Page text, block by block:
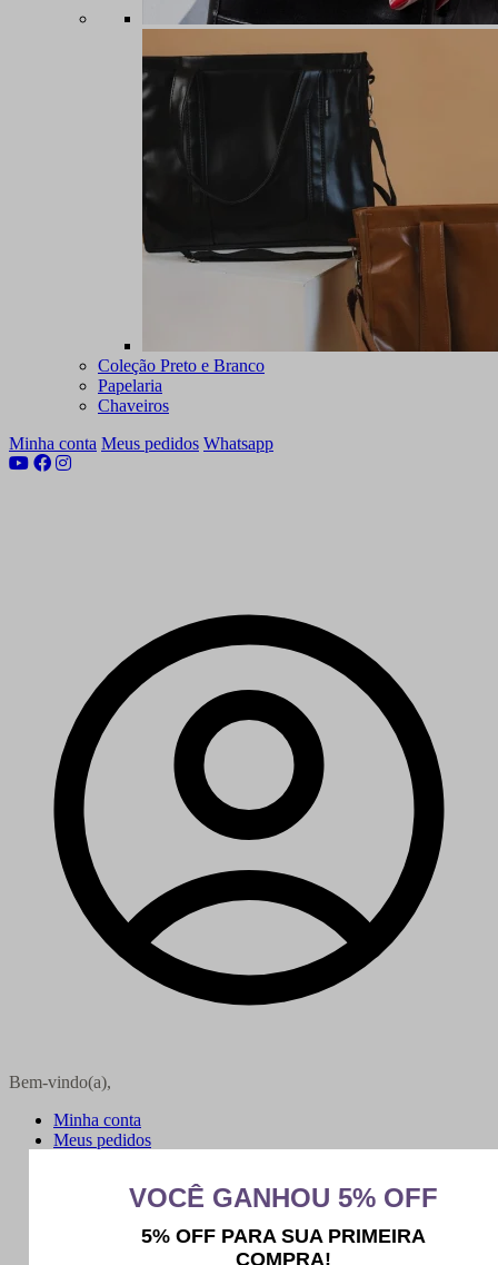
Coleção Preto e Branco
Papelaria
Chaveiros
Minha conta Meus pedidos Whatsapp
Bem-vindo(a),
Minha conta
Meus pedidos